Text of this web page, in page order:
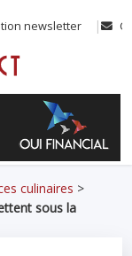
newsletter
culinaires >
sous la